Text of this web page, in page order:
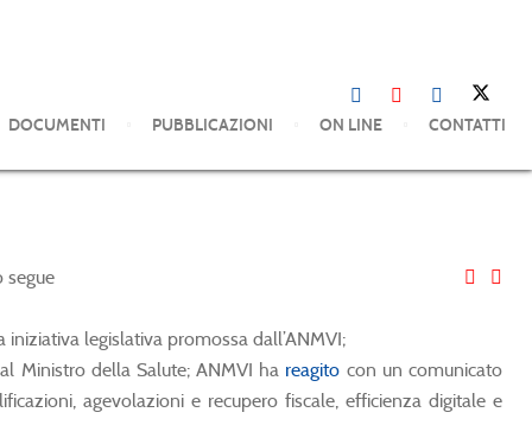
DOCUMENTI PUBBLICAZIONI ON LINE CONTATTI
segue
legislativa promossa dall’ANMVI;
Ministro della Salute; ANMVI ha reagito con un comunicato
agevolazioni e recupero fiscale, efficienza digitale e